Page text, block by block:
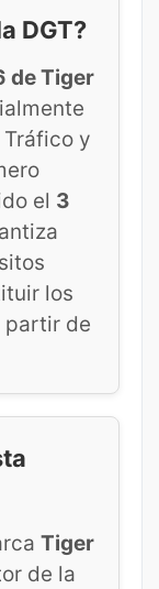
DGT?
de Tiger
y
el 3
los
partir de
Tiger
de la